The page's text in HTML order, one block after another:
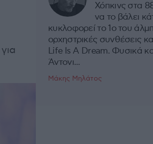
Χόπκινς στα
να το βάλει
κυκλοφορεί το 1ο του
ορχηστρικές συνθέσεις
Life Is A Dream. Φυσικά
Άντονι...
Μάκης Μηλάτος